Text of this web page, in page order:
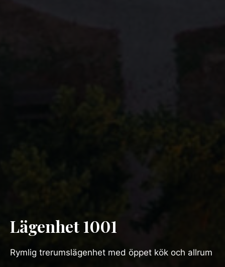
Lägenhet 1001
Rymlig trerumslägenhet med öppet kök och allrum